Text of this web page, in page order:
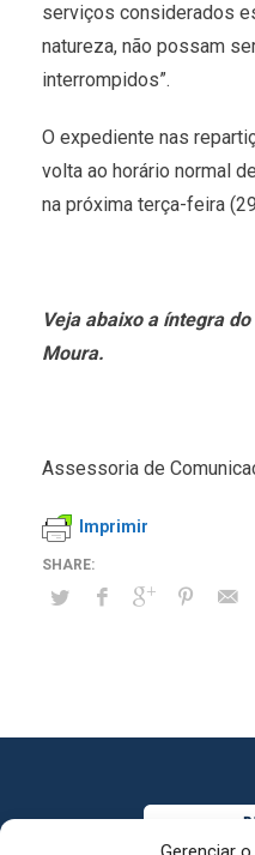
serviços considerados
natureza, não possam
interrompidos”.
O expediente nas
volta ao horário normal
na próxima terça-feira
Veja abaixo a íntegra
Moura.
Assessoria de
Imprimir